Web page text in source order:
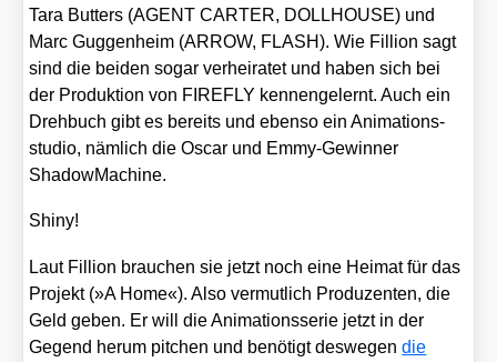
Tara But­ters (AGENT CARTER, DOLLHOUSE) und
Marc Gug­gen­heim (ARROW, FLASH). Wie Fil­li­on sagt
sind die bei­den sogar ver­hei­ra­tet und haben sich bei
der Pro­duk­ti­on von FIREFLY ken­nen­ge­lernt. Auch ein
Dreh­buch gibt es bereits und eben­so ein Ani­ma­ti­ons­
stu­dio, näm­lich die Oscar und Emmy-Gewin­ner
Shadow­Ma­chi­ne.
Shi­ny!
Laut Fil­li­on brau­chen sie jetzt noch eine Hei­mat für das
Pro­jekt (»A Home«). Also ver­mut­lich Pro­du­zen­ten, die
Geld geben. Er will die Ani­ma­ti­ons­se­rie jetzt in der
Gegend her­um pit­chen und benö­tigt des­we­gendie